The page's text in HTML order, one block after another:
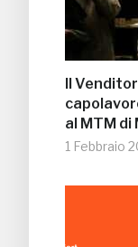
Il
al MTM di
1 Febbraio